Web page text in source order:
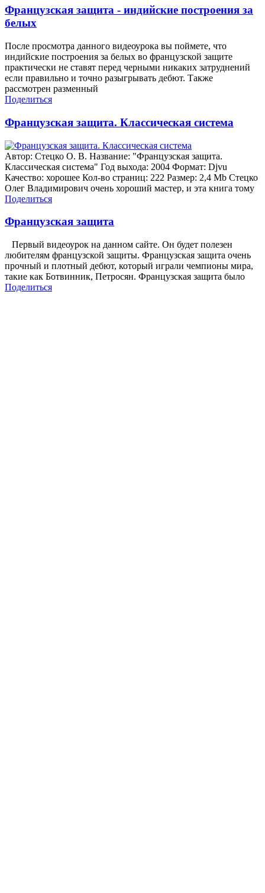
Французская защита - индийские построения за
белых
После просмотра данного видеоурока вы поймете, что
индийские построения за белых во французской защите
практически не ставят перед черными никаких затруднений
если правильно и точно разыгрывать дебют. Также
рассмотрен разменный
Поделиться
Французская защита. Классическая система
Автор: Стецко О. В. Название: "Французская защита.
Классическая система" Год выхода: 2004 Формат: Djvu
Качество: хорошее Кол-во страниц: 222 Размер: 2,4 Mb Стецко
Олег Владимирович очень хороший мастер, и эта книга тому
Поделиться
Французская защита
Первый видеоурок на данном сайте. Он будет полезен
любителям французской защиты. Французская защита очень
прочный и плотный дебют, который играли чемпионы мира,
такие как Ботвинник, Петросян. Французская защита было
Поделиться